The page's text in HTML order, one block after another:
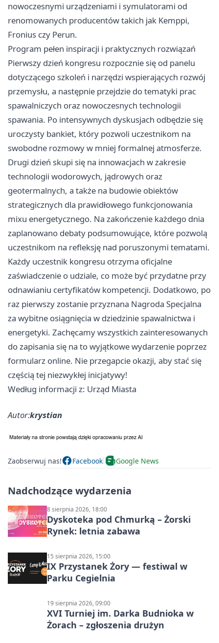
nowoczesnymi urządzeniami i symulatorami od
renomowanych producentów takich jak Kemppi,
Fronius czy Perun.
Program pełen inspiracji i praktycznych rozwiązań
Pierwszy dzień kongresu rozpocznie się od panelu
dotyczącego szkoleń i narzędzi wspierających rozwój
przemysłu, a następnie przejdzie do tematyki prac
spawalniczych oraz nowoczesnych technologii
spawania. Po intensywnych dyskusjach odbędzie się
uroczysty bankiet, który pozwoli uczestnikom na
swobodne rozmowy w mniej formalnej atmosferze.
Drugi dzień skupi się na innowacjach w zakresie
technologii wodorowych, jądrowych oraz
geotermalnych, a także na budowie obiektów
strategicznych dla prawidłowego funkcjonowania
mixu energetycznego. Na zakończenie każdego dnia
zaplanowano debaty podsumowujące, które pozwolą
uczestnikom na refleksję nad poruszonymi tematami.
Każdy uczestnik kongresu otrzyma oficjalne
zaświadczenie o udziale, co może być przydatne przy
odnawianiu certyfikatów kompetencji. Dodatkowo, po
raz pierwszy zostanie przyznana Nagroda Specjalna
za wybitne osiągnięcia w dziedzinie spawalnictwa i
energetyki. Zachęcamy wszystkich zainteresowanych
do zapisania się na to wyjątkowe wydarzenie poprzez
formularz online. Nie przegapcie okazji, aby stać się
częścią tej niezwykłej inicjatywy!
Według informacji z: Urząd Miasta
Autor:krystian
Zaobserwuj nas! Facebook Google News
Nadchodzące wydarzenia
8 sierpnia 2026, 18:00
Dyskoteka pod Chmurką – Żorski
Rynek: letnia zabawa
15 sierpnia 2026, 15:00
IX Przystanek Żory — festiwal w
Parku Cegielnia
19 sierpnia 2026, 09:00
XVI Turniej im. Darka Budnioka w
Żorach – zgłoszenia drużyn